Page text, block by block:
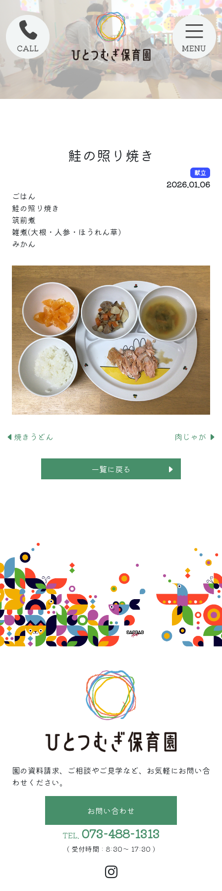
鮭の照り焼き
献立
2026.01.06
ごはん
鮭の照り焼き
筑前煮
雑煮(大根・人参・ほうれん草)
みかん
焼きうどん 肉じゃが
一覧に戻る
園の資料請求、ご相談やご見学など、お気軽にお問い合
わせください。
お問い合わせ
TEL. 073-488-1313
( 受付時間 : 8:30〜 17:30 )